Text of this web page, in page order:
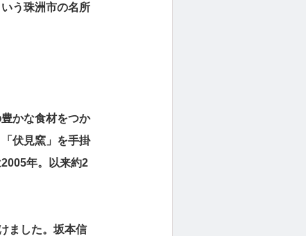
う珠洲市の名所
かな食材をつか
伏見窯」を手掛
年。以来約2
ました。坂本信